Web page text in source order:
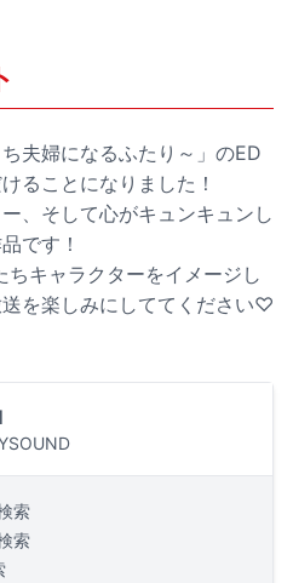
夫婦になるふたり～」のED
ることになりました！
、そして心がキュンキュンし
です！
キャラクターをイメージし
を楽しみにしててください♡
索
索